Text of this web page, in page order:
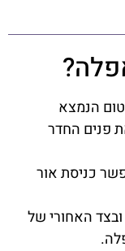
הנמצא
פנים החדר
כניסת אור
האחורי של